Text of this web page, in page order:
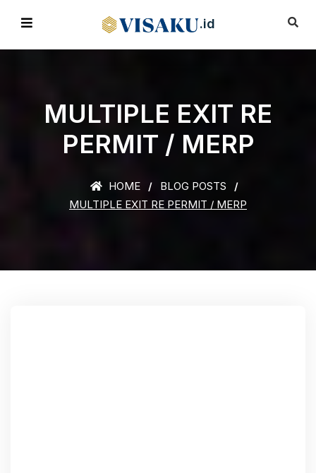
.id
MULTIPLE EXIT RE
PERMIT / MERP
HOME
BLOG POSTS
MULTIPLE EXIT RE PERMIT / MERP